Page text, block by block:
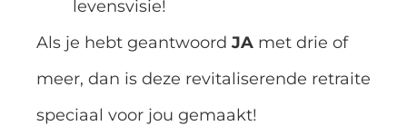
levensvisie!
Als je hebt geantwoord JA met drie of
meer, dan is deze revitaliserende retraite
speciaal voor jou gemaakt!